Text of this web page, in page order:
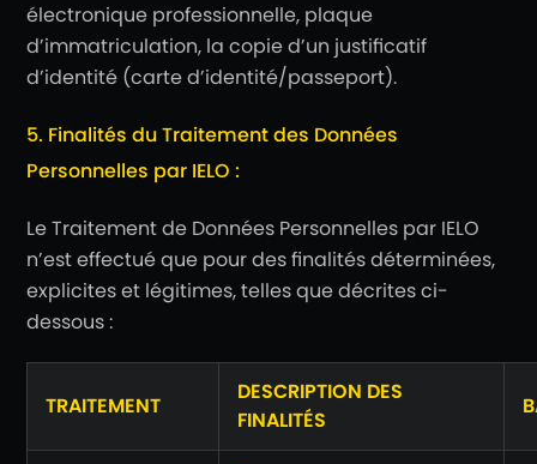
électronique professionnelle, plaque
d’immatriculation, la copie d’un justificatif
d’identité (carte d’identité/passeport).
5. Finalités du Traitement des Données
Personnelles par IELO :
Le Traitement de Données Personnelles par IELO
n’est effectué que pour des finalités déterminées,
explicites et légitimes, telles que décrites ci-
dessous :
TRAITEMENT
DESCRIPTION DES
FINALITÉS